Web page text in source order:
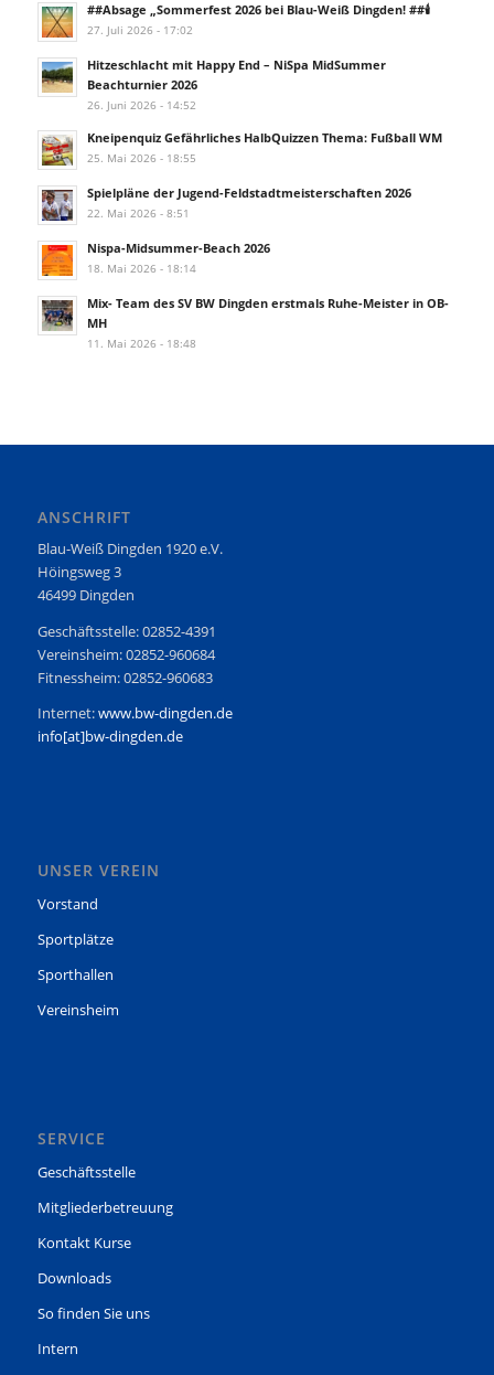
##Absage „Sommerfest 2026 bei Blau-Weiß Dingden! ##🕯️
27. Juli 2026 - 17:02
Hitzeschlacht mit Happy End – NiSpa MidSummer
Beachturnier 2026
26. Juni 2026 - 14:52
Kneipenquiz Gefährliches HalbQuizzen Thema: Fußball WM
25. Mai 2026 - 18:55
Spielpläne der Jugend-Feldstadtmeisterschaften 2026
22. Mai 2026 - 8:51
Nispa-Midsummer-Beach 2026
18. Mai 2026 - 18:14
Mix- Team des SV BW Dingden erstmals Ruhe-Meister in OB-
MH
11. Mai 2026 - 18:48
ANSCHRIFT
Blau-Weiß Dingden 1920 e.V.
Höingsweg 3
46499 Dingden
Geschäftsstelle: 02852-4391
Vereinsheim: 02852-960684
Fitnessheim: 02852-960683
Internet:www.bw-dingden.de
info[at]bw-dingden.de
UNSER VEREIN
Vorstand
Sportplätze
Sporthallen
Vereinsheim
SERVICE
Geschäftsstelle
Mitgliederbetreuung
Kontakt Kurse
Downloads
So finden Sie uns
Intern